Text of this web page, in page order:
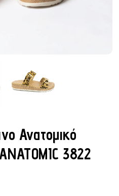
Ανατομικό
3822